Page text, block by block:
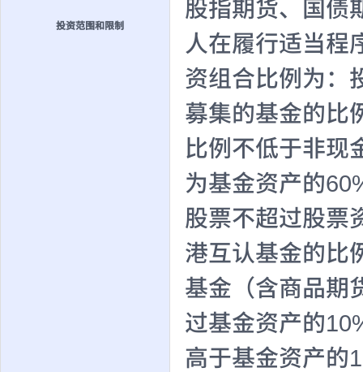
投资范围和限制
股指期货、国债
人在履行适当程
资组合比例为：
募集的基金的比
比例不低于非现
为基金资产的
股票不超过股票
港互认基金的比
基金（含商品期
过基金资产的
高于基金资产的